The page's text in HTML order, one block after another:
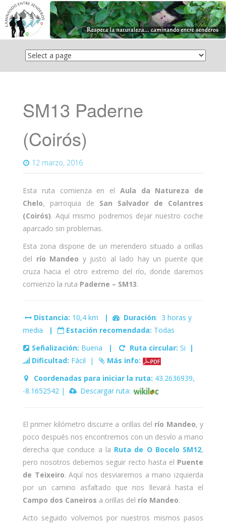
Saltar
contenido
SM13 Paderne
(Coirós)
12 marzo, 2016
Esta ruta comienza en el Aula da Natureza de
Chelo, parroquia de San Salvador de Colantres
(Coirós). Aquí mismo podremos dejar nuestro coche
aparcado sin problemas.
Esta zona dispone de un merendero situado a orillas
del río Mandeo y justo al lado hay un puente que
cruza hacia el otro extremo del río, donde daremos
comienzo la ruta Paderne – SM13.
Distancia: 10,4 km | Duración: 3 horas y
media
| Estación recomendada: Todas
Señalización: Buena | Ruta circular: Si
|
Dificultad: Fácil |
Más info:
Coordenadas para iniciar la ruta: 43.2636939,
-8.1652542 |
Descargar ruta:
El primer kilómetro discurre a orillas del río Mandeo, y
poco después nos encontremos con un desvío a mano
derecha que conduce a la Ruta de O Bocelo SM12,
pero nosotros debemos seguir recto hasta el Puente
de Teixeiro. Aquí nos desviaremos a mano izquierda
por un camino asfaltado que nos llevará hasta el
Campo dos Caneiros a orillas del río Mandeo.
Acto seguido volvemos por nuestros mismos pasos